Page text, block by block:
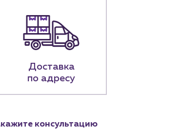
Доставка
по адресу
консультацию